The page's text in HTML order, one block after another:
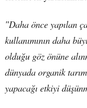
ʺDaha önce yapılan
kullanımının daha
olduğu göz önüne
dünyada organik
yapacağı etkiyi